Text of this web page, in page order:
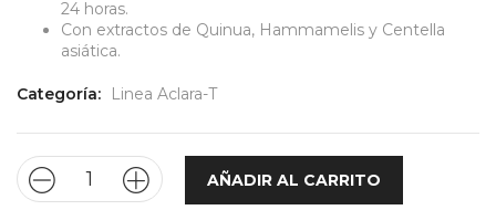
24 horas.
Con extractos de Quinua, Hammamelis y Centella
asiática.
Categoría: Linea Aclara-T
AÑADIR AL CARRITO